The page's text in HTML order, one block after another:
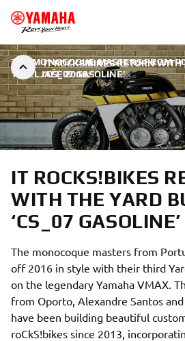
IT ROCKS!BIKES RETURN
‘CS_07 GASOLINE’
THE MONOCOQUE MASTERS FROM
1. VELJAČE 2016.
IT ROCKS!BIKES
WITH THE YARD
‘CS_07 GASOLINE’
The monocoque masters from
off 2016 in style with their third
on the legendary Yamaha VMAX.
from Oporto, Alexandre Santos
have been building beautiful
roCkS!bikes since 2013,